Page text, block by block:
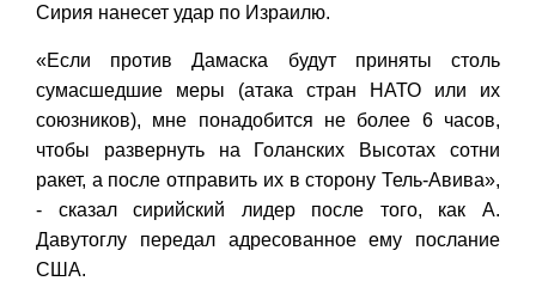
Сирия нанесет удар по Израилю.
«Если против Дамаска будут приняты столь
сумасшедшие меры (атака стран НАТО или их
союзников), мне понадобится не более 6 часов,
чтобы развернуть на Голанских Высотах сотни
ракет, а после отправить их в сторону Тель-Авива»,
- сказал сирийский лидер после того, как А.
Давутоглу передал адресованное ему послание
США.